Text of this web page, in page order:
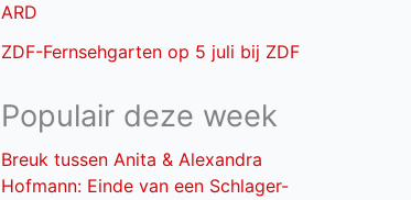
ARD
ZDF-Fernsehgarten op 5 juli bij ZDF
Populair deze week
Breuk tussen Anita & Alexandra
Hofmann: Einde van een Schlager-